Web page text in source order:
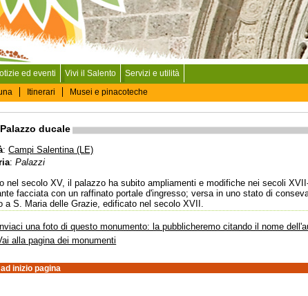
Itinerari Musei e pinacoteche
ed eventi Vivi il Salento Servizi e utilità
Palazzo ducale
:Campi Salentina (LE)
:Palazzi
nel secolo XV, il palazzo ha subito ampliamenti e modifiche nei secoli
facciata con un raffinato portale d'ingresso; versa in uno stato di
a S. Maria delle Grazie, edificato nel secolo XVII.
Inviaci una foto di questo monumento: la pubblicheremo citando il nome
alla pagina dei monumenti
inizio pagina